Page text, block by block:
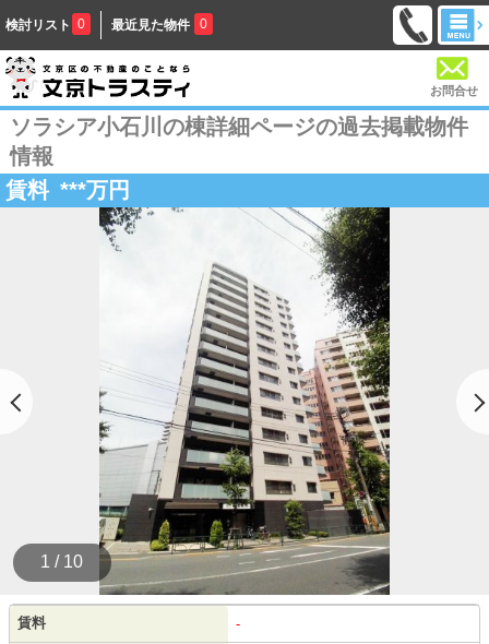
検討リスト 0 最近見た物件 0
お問合せ
ソラシア小石川の棟詳細ページの過去掲載物件
情報
賃料 ***万円
1 / 10
賃料 -